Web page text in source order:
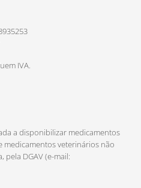
IVA.
a disponibilizar medicamentos
medicamentos veterinários não
pela DGAV (e-mail: